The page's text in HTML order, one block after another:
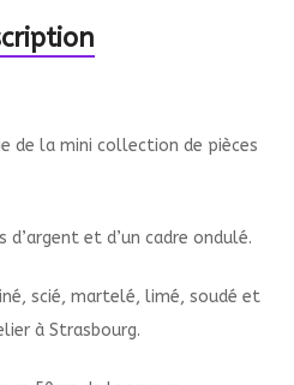
de la mini collection de pièces
et d’un cadre ondulé.
scié, martelé, limé, soudé et
à Strasbourg.